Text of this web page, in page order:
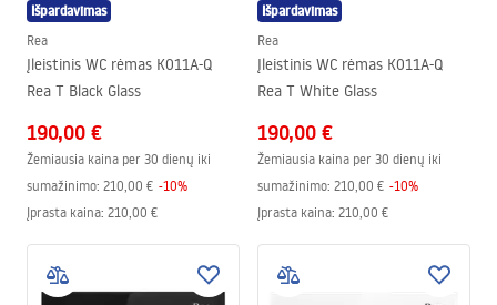
Išpardavimas
Rea
Įleistinis WC rėmas K011A-Q
Rea T Black Glass
190,00 €
Žemiausia kaina per 30 dienų iki
sumažinimo: 210,00 € -10%
Įprasta kaina: 210,00 €
Išpardavimas
Rea
Įleistinis WC rėmas K011A-Q
Rea T White Glass
190,00 €
Žemiausia kaina per 30 dienų iki
sumažinimo: 210,00 € -10%
Įprasta kaina: 210,00 €